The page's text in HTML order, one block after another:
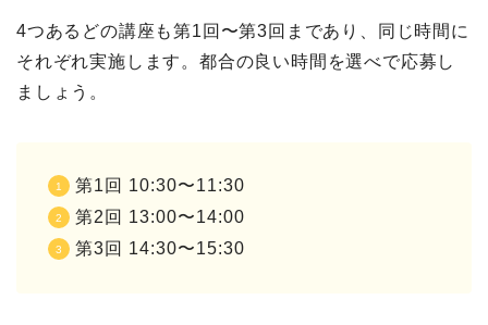
4つあるどの講座も第1回〜第3回まであり、同じ時間に
それぞれ実施します。都合の良い時間を選べで応募し
ましょう。
第1回 10:30〜11:30
第2回 13:00〜14:00
第3回 14:30〜15:30